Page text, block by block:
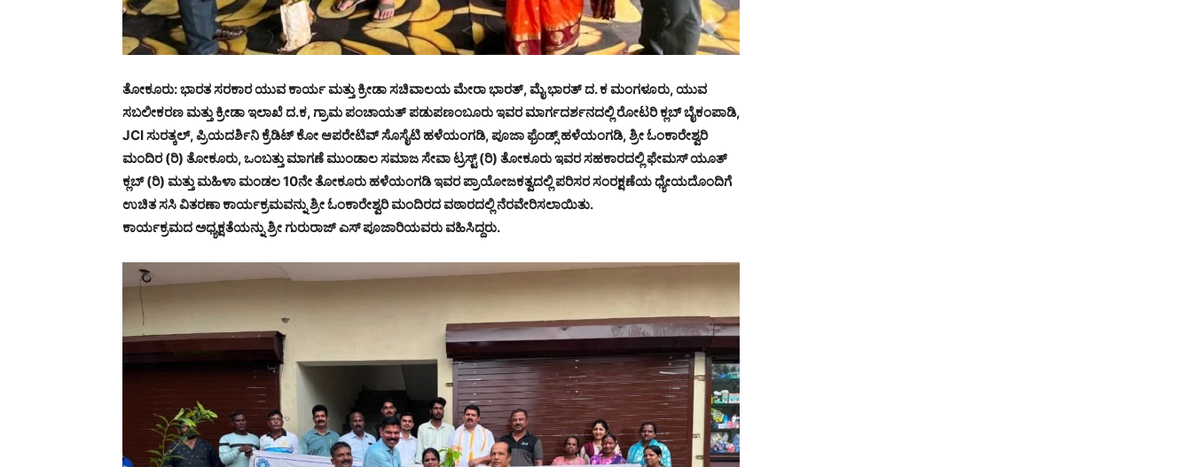
ತೋಕೂರು: ಭಾರತ ಸರಕಾರ ಯುವ ಕಾರ್ಯ ಮತ್ತು ಕ್ರೀಡಾ ಸಚಿವಾಲಯ ಮೇರಾ ಭಾರತ್, ಮೈ ಭಾರತ್ ದ. ಕ ಮಂಗಳೂರು, ಯುವ
ಸಬಲೀಕರಣ ಮತ್ತು ಕ್ರೀಡಾ ಇಲಾಖೆ ದ.ಕ, ಗ್ರಾಮ ಪಂಚಾಯತ್ ಪಡುಪಣಂಬೂರು ಇವರ ಮಾರ್ಗದರ್ಶನದಲ್ಲಿ ರೋಟರಿ ಕ್ಲಬ್ ಬೈಕಂಪಾಡಿ,
JCI ಸುರತ್ಕಲ್, ಪ್ರಿಯದರ್ಶಿನಿ ಕ್ರೆಡಿಟ್ ಕೋ ಆಪರೇಟಿವ್ ಸೊಸೈಟಿ ಹಳೆಯಂಗಡಿ, ಪೂಜಾ ಫ್ರೆಂಡ್ಸ್ ಹಳೆಯಂಗಡಿ, ಶ್ರೀ ಓಂಕಾರೇಶ್ವರಿ
ಮಂದಿರ (ರಿ) ತೋಕೂರು, ಒಂಬತ್ತು ಮಾಗಣೆ ಮುಂಡಾಲ ಸಮಾಜ ಸೇವಾ ಟ್ರಸ್ಟ್ (ರಿ) ತೋಕೂರು ಇವರ ಸಹಕಾರದಲ್ಲಿ ಫೇಮಸ್ ಯೂತ್
ಕ್ಲಬ್ (ರಿ) ಮತ್ತು ಮಹಿಳಾ ಮಂಡಲ 10ನೇ ತೋಕೂರು ಹಳೆಯಂಗಡಿ ಇವರ ಪ್ರಾಯೋಜಕತ್ವದಲ್ಲಿ ಪರಿಸರ ಸಂರಕ್ಷಣೆಯ ಧ್ಯೇಯದೊಂದಿಗೆ
ಉಚಿತ ಸಸಿ ವಿತರಣಾ ಕಾರ್ಯಕ್ರಮವನ್ನು ಶ್ರೀ ಓಂಕಾರೇಶ್ವರಿ ಮಂದಿರದ ವಠಾರದಲ್ಲಿ ನೆರವೇರಿಸಲಾಯಿತು.
ಕಾರ್ಯಕ್ರಮದ ಅಧ್ಯಕ್ಷತೆಯನ್ನು ಶ್ರೀ ಗುರುರಾಜ್ ಎಸ್ ಪೂಜಾರಿಯವರು ವಹಿಸಿದ್ದರು.